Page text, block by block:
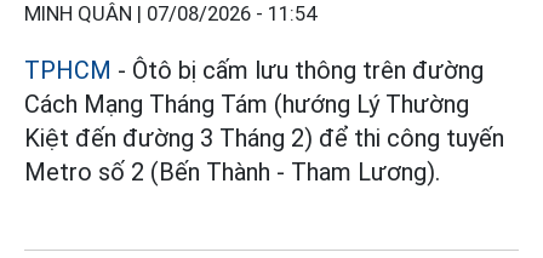
MINH QUÂN | 07/08/2026 - 11:54
TPHCM - Ôtô bị cấm lưu thông trên đường
Cách Mạng Tháng Tám (hướng Lý Thường
Kiệt đến đường 3 Tháng 2) để thi công tuyến
Metro số 2 (Bến Thành - Tham Lương).